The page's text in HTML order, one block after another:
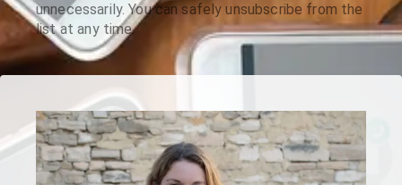
unnecessarily. You can safely unsubscribe from the
list at any time.